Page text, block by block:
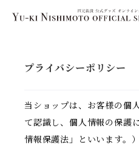
プライバシーポリシー
当ショップは、お客様の個
て認識し、個人情報の保護
情報保護法」といいます。